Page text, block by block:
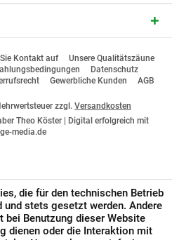
Kontakt auf
Unsere Qualitätszäune
Datenschutz
Gewerbliche Kunden AGB
zzgl. Versandkosten
Theo Köster |
Digital erfolgreich mit
media.de
die für den technischen Betrieb
stets gesetzt werden. Andere
bei Benutzung dieser Website
dienen oder die Interaktion mit